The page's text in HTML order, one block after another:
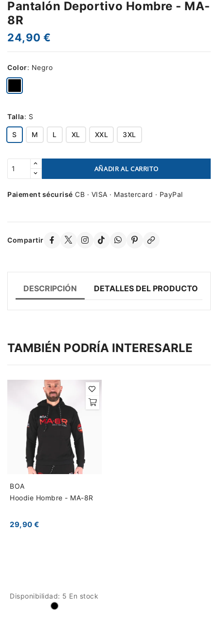
Pantalón Deportivo Hombre - MA-
8R
24,90 €
Color: Negro
Talla: S
S M L XL XXL 3XL
AÑADIR AL CARRITO
Paiement sécurisé CB · VISA · Mastercard · PayPal
Compartir
DESCRIPCIÓN DETALLES DEL PRODUCTO
TAMBIÉN PODRÍA INTERESARLE
BOA
Hoodie Hombre - MA-8R
29,90 €
Disponibilidad: 5 En stock